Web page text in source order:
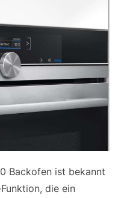
Backofen ist bekannt
die ein